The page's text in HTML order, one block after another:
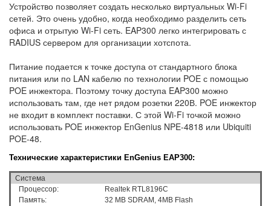
Устройство позволяет создать несколько виртуальных Wi-Fi
сетей. Это очень удобно, когда необходимо разделить сеть
офиса и отрытую Wi-Fi сеть. EAP300 легко интегрировать с
RADIUS сервером для организации хотспота.
Питание подается к точке доступа от стандартного блока
питания или по LAN кабелю по технологии POE с помощью
POE инжектора. Поэтому точку доступа EAP300 можно
использовать там, где нет рядом розетки 220В. POE инжектор
не входит в комплект поставки. С этой Wi-Fi точкой можно
использовать POE инжектор EnGenius NPE-4818 или Ubiquiti
POE-48.
Технические характеристики EnGenius EAP300:
Система
Процессор:
Realtek RTL8196C
Память:
32 MB SDRAM, 4MB Flash